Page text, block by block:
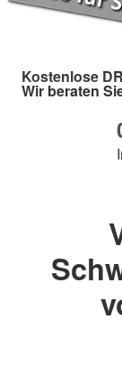
Kostenlose
Wir beraten